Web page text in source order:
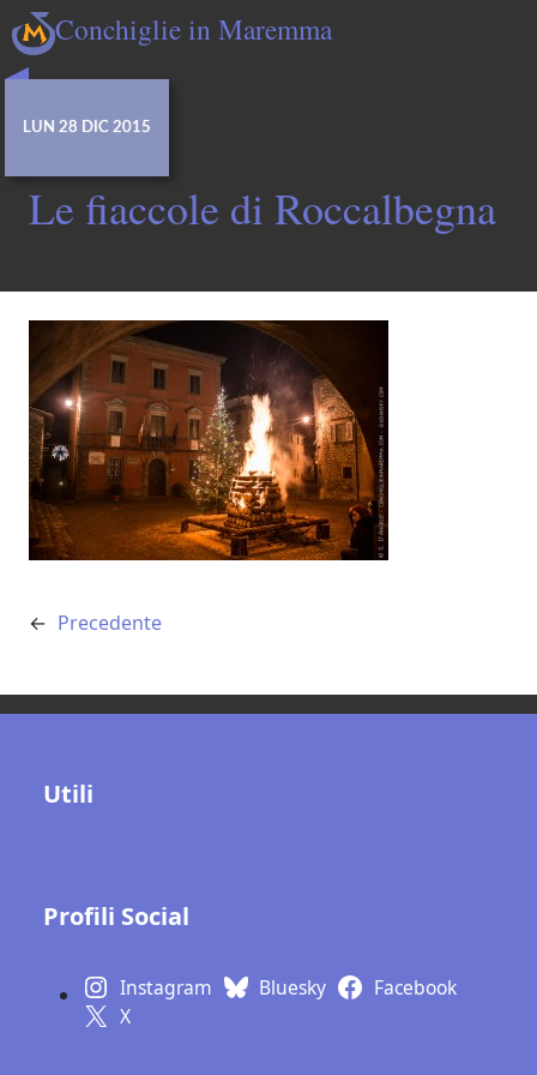
Conchiglie in Maremma
LUN 28 DIC 2015
Le fiaccole di Roccalbegna
← Precedente
Utili
Profili Social
Instagram Bluesky
Facebook
X